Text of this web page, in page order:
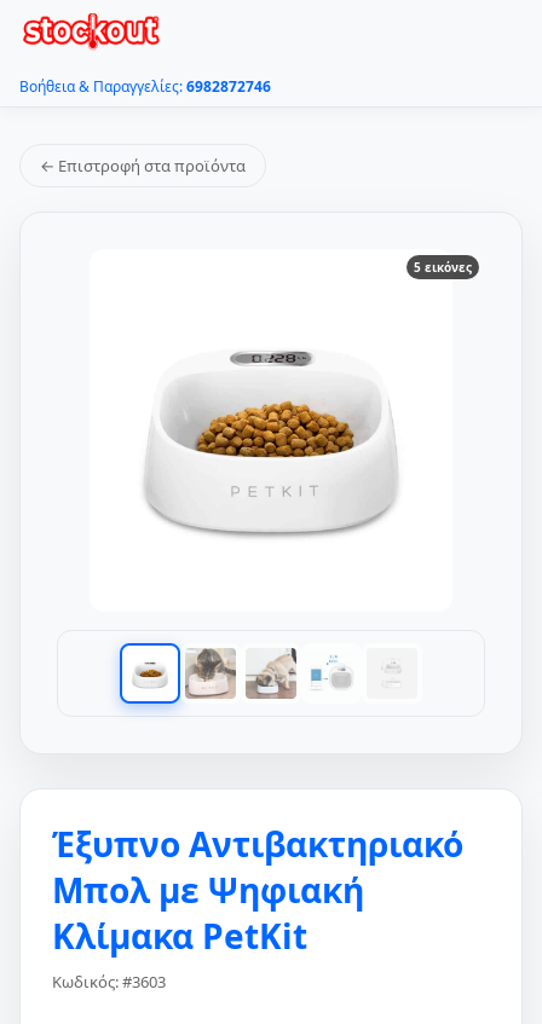
Βοήθεια & Παραγγελίες:6982872746
← Επιστροφή στα προϊόντα
5 εικόνες
Έξυπνο Αντιβακτηριακό
Μπολ με Ψηφιακή
Κλίμακα PetKit
Κωδικός: #3603